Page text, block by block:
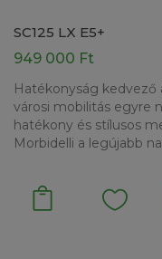
SC125 LX E5+
949 000 Ft
Hatékonyság kedvező
városi mobilitás egyre
hatékony és stílusos
Morbidelli a legújabb